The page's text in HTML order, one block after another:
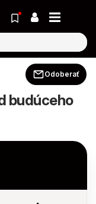
Odoberať
budúceho